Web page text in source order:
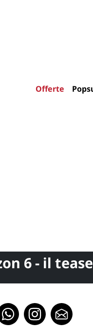
Offerte
6 - il